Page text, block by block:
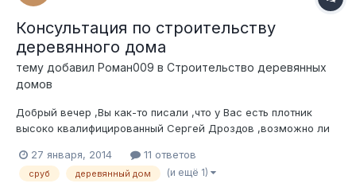
Консультация по строительству
деревянного дома
тему добавил Роман009 в Строительство деревянных
домов
Добрый вечер ,Вы как-то писали ,что у Вас есть плотник
высоко квалифицированный Сергей Дроздов ,возможно ли
нуля в Истринском районе Московской области?
27 января, 2014 11 ответов
сруб деревянный дом (и ещё 1)